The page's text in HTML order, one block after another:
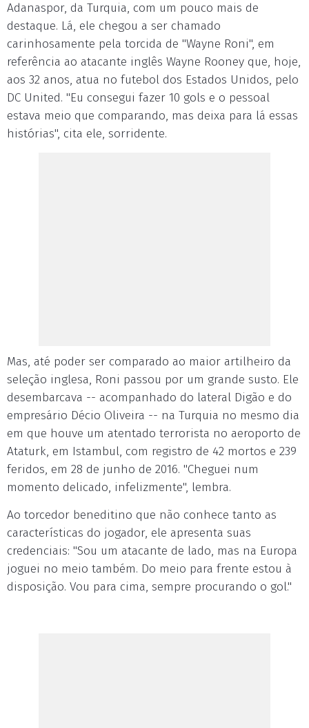
Adanaspor, da Turquia, com um pouco mais de
destaque. Lá, ele chegou a ser chamado
carinhosamente pela torcida de "Wayne Roni", em
referência ao atacante inglês Wayne Rooney que, hoje,
aos 32 anos, atua no futebol dos Estados Unidos, pelo
DC United. "Eu consegui fazer 10 gols e o pessoal
estava meio que comparando, mas deixa para lá essas
histórias", cita ele, sorridente.
Mas, até poder ser comparado ao maior artilheiro da
seleção inglesa, Roni passou por um grande susto. Ele
desembarcava -- acompanhado do lateral Digão e do
empresário Décio Oliveira -- na Turquia no mesmo dia
em que houve um atentado terrorista no aeroporto de
Ataturk, em Istambul, com registro de 42 mortos e 239
feridos, em 28 de junho de 2016. "Cheguei num
momento delicado, infelizmente", lembra.
Ao torcedor beneditino que não conhece tanto as
características do jogador, ele apresenta suas
credenciais: "Sou um atacante de lado, mas na Europa
joguei no meio também. Do meio para frente estou à
disposição. Vou para cima, sempre procurando o gol."